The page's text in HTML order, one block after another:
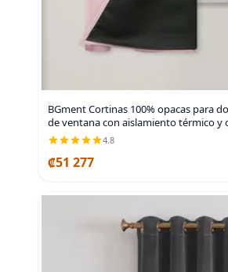
BGment Cortinas 100% opacas para
de ventana con aislamiento térmico y
4.8
₡51 277